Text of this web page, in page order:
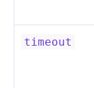
timeout